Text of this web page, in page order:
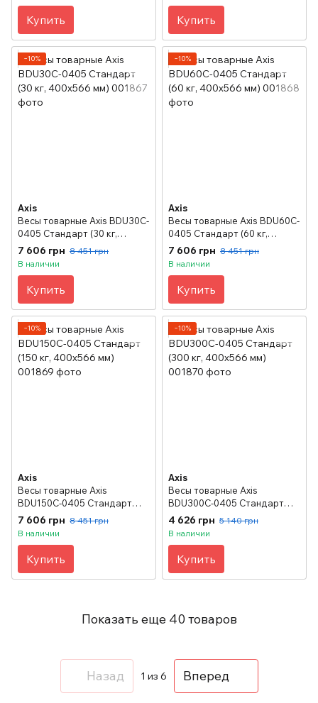
Купить Купить
−10%
Axis
Весы товарные Axis BDU30C-
0405 Стандарт (30 кг,
400х566 мм)
7 606 грн 8 451 грн
В наличии
Купить
−10%
Axis
Весы товарные Axis BDU60C-
0405 Стандарт (60 кг,
400х566 мм)
7 606 грн 8 451 грн
В наличии
Купить
−10%
Axis
Весы товарные Axis
BDU150C-0405 Стандарт
(150 кг, 400х566 мм)
7 606 грн 8 451 грн
В наличии
Купить
−10%
Axis
Весы товарные Axis
BDU300C-0405 Стандарт
(300 кг, 400х566 мм)
4 626 грн 5 140 грн
В наличии
Купить
Показать еще 40 товаров
Назад 1 из 6 Вперед